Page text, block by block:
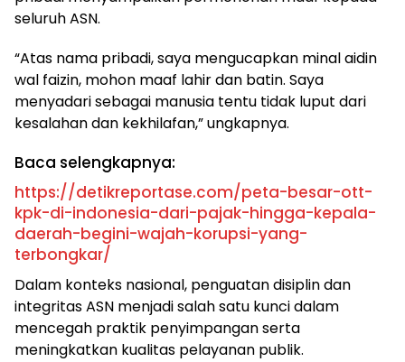
seluruh ASN.
“Atas nama pribadi, saya mengucapkan minal aidin
wal faizin, mohon maaf lahir dan batin. Saya
menyadari sebagai manusia tentu tidak luput dari
kesalahan dan kekhilafan,” ungkapnya.
Baca selengkapnya:
https://detikreportase.com/peta-besar-ott-
kpk-di-indonesia-dari-pajak-hingga-kepala-
daerah-begini-wajah-korupsi-yang-
terbongkar/
Dalam konteks nasional, penguatan disiplin dan
integritas ASN menjadi salah satu kunci dalam
mencegah praktik penyimpangan serta
meningkatkan kualitas pelayanan publik.